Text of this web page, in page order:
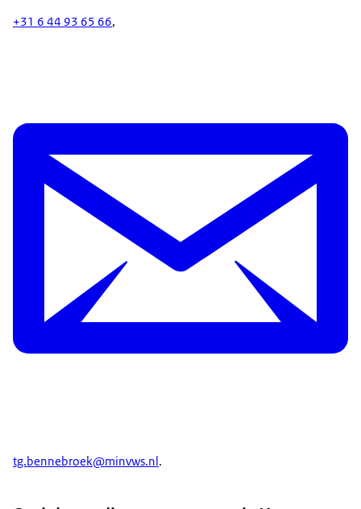
+31 6 44 93 65 66,
tg.bennebroek@minvws.nl.